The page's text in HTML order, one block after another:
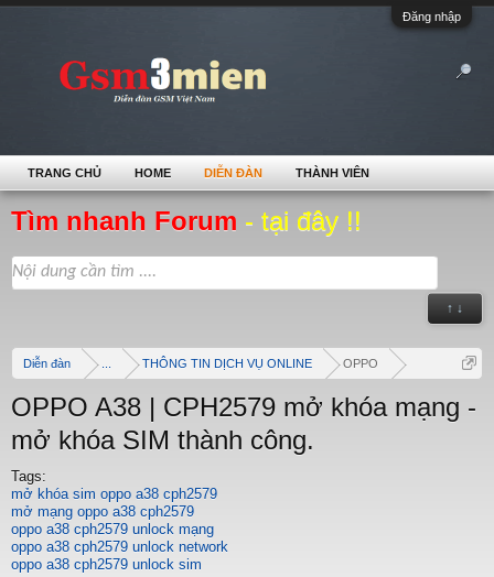
Đăng nhập
Tìm nhanh Forum - tại đây !!
↑ ↓
Diễn đàn THÔNG TIN DỊCH VỤ ONLINE OPPO
OPPO A38 | CPH2579 mở khóa mạng -
mở khóa SIM thành công.
Tags:
mở khóa sim oppo a38 cph2579
mở mạng oppo a38 cph2579
oppo a38 cph2579 unlock mạng
oppo a38 cph2579 unlock network
oppo a38 cph2579 unlock sim
TRANG CHỦ HOME DIỄN ĐÀN THÀNH VIÊN